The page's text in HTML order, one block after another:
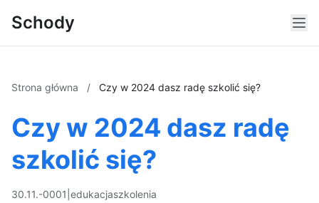
Schody
Strona główna / Czy w 2024 dasz radę szkolić się?
Czy w 2024 dasz radę
szkolić się?
30.11.-0001 edukacjaszkolenia